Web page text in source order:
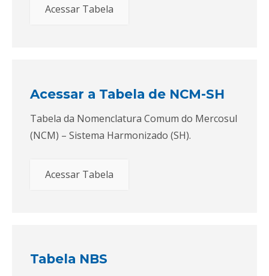
Acessar Tabela
Acessar a Tabela de NCM-SH
Tabela da Nomenclatura Comum do Mercosul
(NCM) – Sistema Harmonizado (SH).
Acessar Tabela
Tabela NBS